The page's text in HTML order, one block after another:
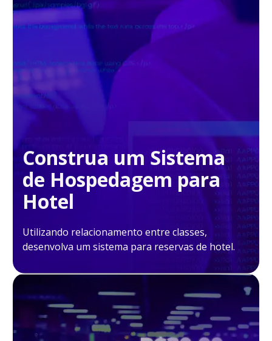
Construa um Sistema
de Hospedagem para
Hotel
Utilizando relacionamento entre classes,
desenvolva um sistema para reservas de hotel.